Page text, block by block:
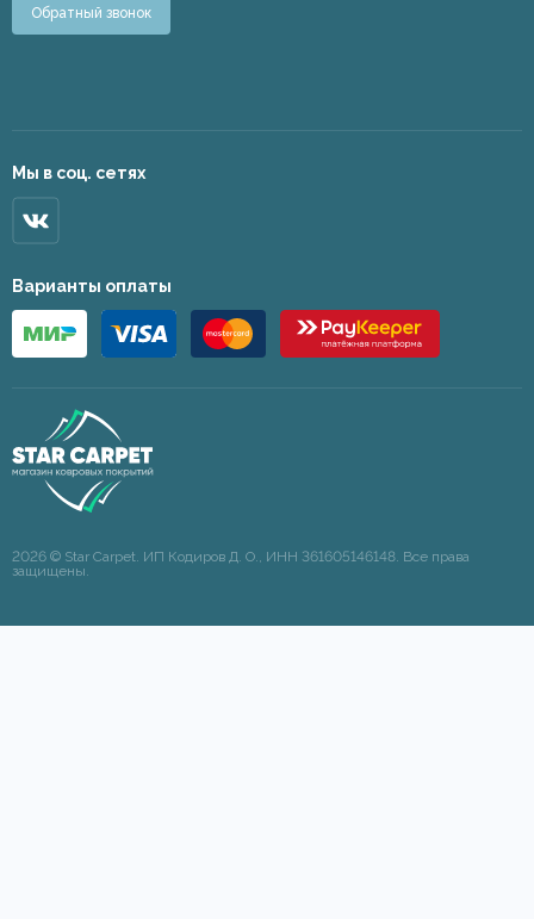
Обратный звонок
Мы в соц. сетях
Варианты оплаты
2026 © Star Carpet. ИП Кодиров Д. О., ИНН 361605146148. Все права
защищены.